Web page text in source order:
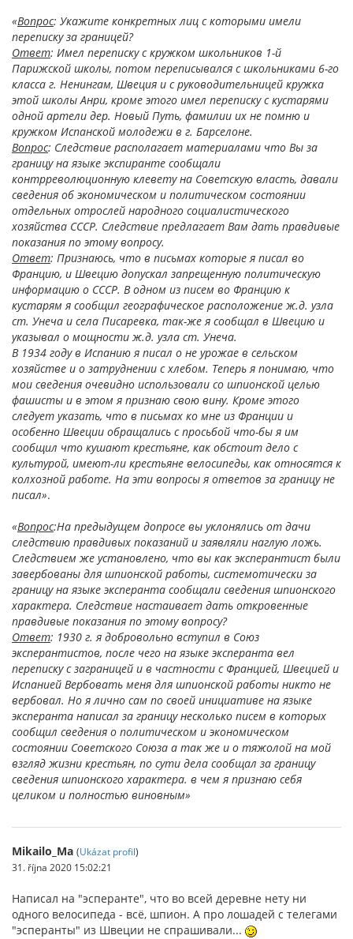
«Вопрос: Укажите конкретных лиц с которыми имели
переписку за границей?
Ответ: Имел переписку с кружком школьников 1-й
Парижской школы, потом переписывался с школьниками 6-го
класса г. Ненингам, Швеция и с руководительницей кружка
этой школы Анри, кроме этого имел переписку с кустарями
одной артели дер. Новый Путь, фамилии их не помню и
кружком Испанской молодежи в г. Барселоне.
Вопрос: Следствие располагает материалами что Вы за
границу на языке экспиранте сообщали
контрреволюционную клевету на Советскую власть, давали
сведения об экономическом и политическом состоянии
отдельных отрослей народного социалистического
хозяйства СССР. Следствие предлагает Вам дать правдивые
показания по этому вопросу.
Ответ: Признаюсь, что в письмах которые я писал во
Францию, и Швецию допускал запрещенную политическую
информацию о СССР. В одном из писем во Францию к
кустарям я сообщил географическое расположение ж.д. узла
ст. Унеча и села Писаревка, так-же я сообщал в Швецию и
указывал о мощности ж.д. узла ст. Унеча.
В 1934 году в Испанию я писал о не урожае в сельском
хозяйстве и о затруднении с хлебом. Теперь я понимаю, что
мои сведения очевидно использовали со шпионской целью
фашисты и в этом я признаю свою вину. Кроме этого
следует указать, что в письмах ко мне из Франции и
особенно Швеции обращались с просьбой что-бы я им
сообщил что кушают крестьяне, как обстоит дело с
культурой, имеют-ли крестьяне велосипеды, как относятся к
колхозной работе. На эти вопросы я ответов за границу не
писал».
«Вопрос:На предыдущем допросе вы уклонялись от дачи
следствию правдивых показаний и заявляли наглую ложь.
Следствием же установлено, что вы как эксперантист были
завербованы для шпионской работы, системотически за
границу на языке эксперанта сообщали сведения шпионского
характера. Следствие настаивает дать откровенные
правдивые показания по этому вопросу?
Ответ: 1930 г. я добровольно вступил в Союз
эксперантистов, после чего на языке эксперанта вел
переписку с заграницей и в частности с Францией, Швецией и
Испанией Вербовать меня для шпионской работы никто не
вербовал. Но я лично сам по своей инициативе на языке
эксперанта написал за границу несколько писем в которых
сообщил сведения о политическом и экономическом
состоянии Советского Союза а так же и о тяжолой на мой
взгляд жизни крестьян, по сути дела сообщал за границу
сведения шпионского характера. в чем я признаю себя
целиком и полностью виновным»
Mikailo_Ma (Ukázat profil)
31. října 2020 15:02:21
Написал на "эсперанте", что во всей деревне нету ни
одного велосипеда - всё, шпион. А про лошадей с телегами
"эсперанты" из Швеции не спрашивали...